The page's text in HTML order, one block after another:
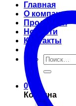
Главная
О компании
Продукция
Новости
Контакты
Искать:
0
Корзина